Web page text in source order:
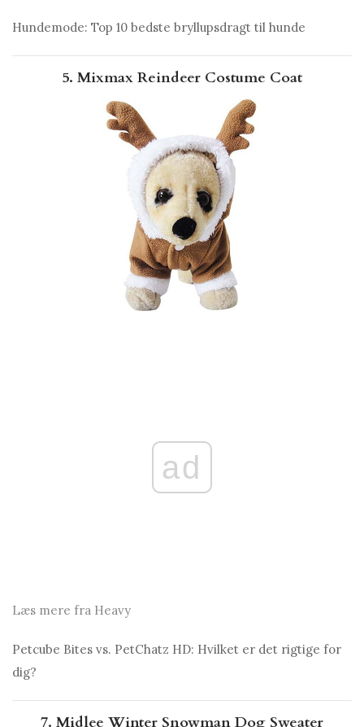
Hundemode: Top 10 bedste bryllupsdragt til hunde
5. Mixmax Reindeer Costume Coat
ad
Læs mere fra Heavy
Petcube Bites vs. PetChatz HD: Hvilket er det rigtige for
dig?
7. Midlee Winter Snowman Dog Sweater